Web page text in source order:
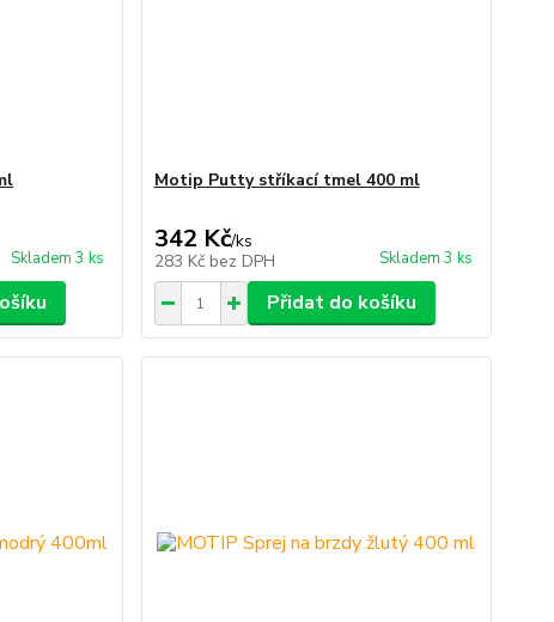
Skladem 3 ks
Motip Putty stříkací tmel 400 ml
342 Kč/ks
283 Kč bez DPH Skladem 3 ks
Přidat do košíku